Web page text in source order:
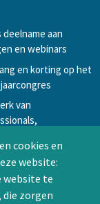
cookies en
website:
website te
zorgen
deelname aan
en webinars
en korting op het
van
in een van
Interest
(SIG’s) of zelf een